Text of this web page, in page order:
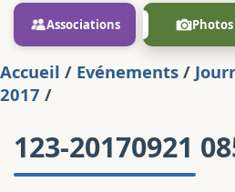
Associations Photos
Accueil / Evénements /
2017 /
123-20170921